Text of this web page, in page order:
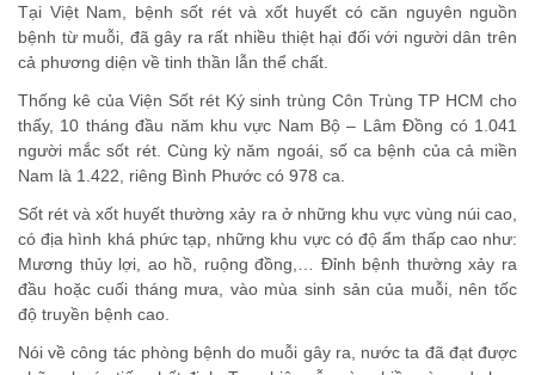
Tại Việt Nam, bệnh sốt rét và xốt huyết có căn nguyên nguồn
bệnh từ muỗi, đã gây ra rất nhiều thiệt hại đối với người dân trên
cả phương diện về tinh thần lẫn thể chất.
Thống kê của Viện Sốt rét Ký sinh trùng Côn Trùng TP HCM cho
thấy, 10 tháng đầu năm khu vực Nam Bộ – Lâm Đồng có 1.041
người mắc sốt rét. Cùng kỳ năm ngoái, số ca bệnh của cả miền
Nam là 1.422, riêng Bình Phước có 978 ca.
Sốt rét và xốt huyết thường xảy ra ở những khu vực vùng núi cao,
có địa hình khá phức tạp, những khu vực có độ ẩm thấp cao như:
Mương thủy lợi, ao hồ, ruộng đồng,… Đỉnh bệnh thường xảy ra
đầu hoặc cuối tháng mưa, vào mùa sinh sản của muỗi, nên tốc
độ truyền bệnh cao.
Nói về công tác phòng bệnh do muỗi gây ra, nước ta đã đạt được